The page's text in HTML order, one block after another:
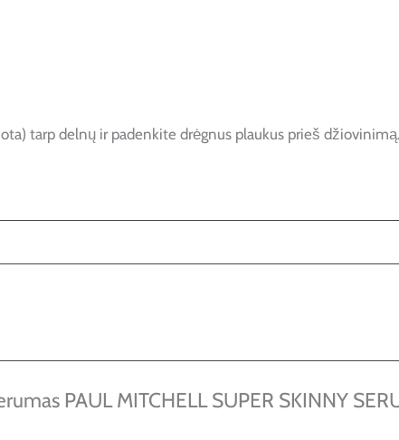
tarp delnų ir padenkite drėgnus plaukus prieš
PAUL MITCHELL SUPER SKINNY